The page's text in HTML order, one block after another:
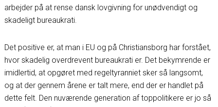
arbejder på at rense dansk lovgivning for unødvendigt og
skadeligt bureaukrati.
Det positive er, at man i EU og på Christiansborg har forstået,
hvor skadelig overdrevent bureaukrati er. Det bekymrende er
imidlertid, at opgøret med regeltyranniet sker så langsomt,
og at der gennem årene er talt mere, end der er handlet på
dette felt. Den nuværende generation af toppolitikere er jo så